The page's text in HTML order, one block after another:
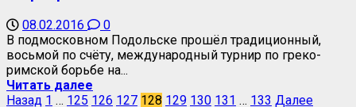
08.02.2016
0
В подмосковном Подольске прошёл традиционный,
восьмой по счёту, международный турнир по греко-
римской борьбе на...
Читать далее
Назад 1 … 125 126 127 128 129 130 131 … 133 Далее